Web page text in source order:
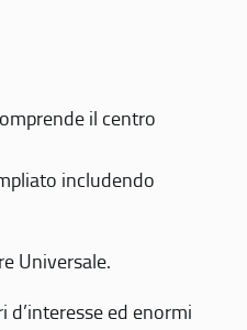
il centro
includendo
Universale.
ed enormi